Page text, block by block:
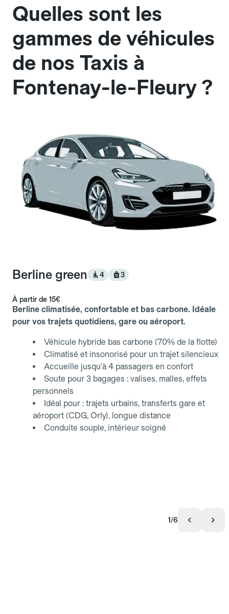
Quelles sont les
gammes de véhicules
de nos Taxis à
Fontenay-le-Fleury ?
Berline green 4 3
À partir de 15€
Berline climatisée, confortable et bas carbone. Idéale
pour vos trajets quotidiens, gare ou aéroport.
Véhicule hybride bas carbone (70% de la flotte)
Climatisé et insonorisé pour un trajet silencieux
Accueille jusqu'à 4 passagers en confort
Soute pour 3 bagages : valises, malles, effets
personnels
Idéal pour : trajets urbains, transferts gare et
aéroport (CDG, Orly), longue distance
Conduite souple, intérieur soigné
1/6